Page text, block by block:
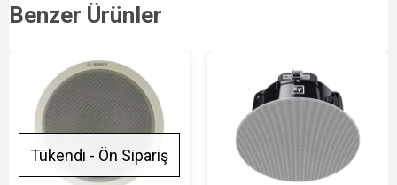
Benzer Ürünler
Tükendi - Ön Sipariş